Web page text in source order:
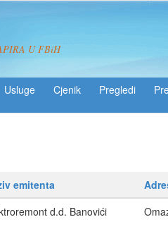
U FBiH
Usluge Pregledi
emitenta
d.d. Banovići